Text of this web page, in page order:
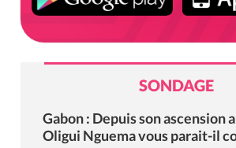
SONDAGE
Gabon : Depuis son ascension
Oligui Nguema vous parait-il